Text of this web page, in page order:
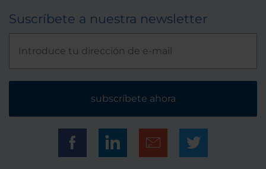
Suscríbete a nuestra newsletter
subscríbete ahora